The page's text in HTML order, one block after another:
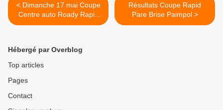
< Dimanche 17 mai Coupe
Centre auto Roady Rapid
Pare Brise Paimpol en 4
Résultats Coupe Rapid
Pare Brise Paimpol >
Hébergé par Overblog
Top articles
Pages
Contact